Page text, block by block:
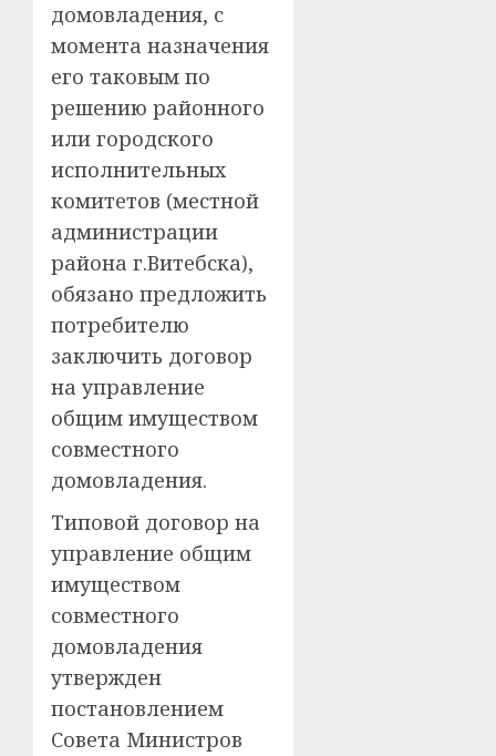
домовладения, с
момента назначения
его таковым по
решению районного
или городского
исполнительных
комитетов (местной
администрации
района г.Витебска),
обязано предложить
потребителю
заключить договор
на управление
общим имуществом
совместного
домовладения.
Типовой договор на
управление общим
имуществом
совместного
домовладения
утвержден
постановлением
Совета Министров